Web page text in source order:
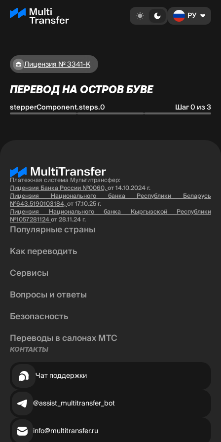
РУ
Лицензия № 3341-К
ПЕРЕВОД НА ОСТРОВ БУВЕ
stepperComponent.steps.0 Шаг 0 из 3
Платежная система Мультитрансфер:
Лицензия Банка России №0060,от 14.10.2024 г.
Лицензия Национального банка Республики Беларусь
№643.5190103184,от 17.10.25 г.
Лицензия Национального банка Кыргызской Республики
№1057281124от 28.11.24 г.
Популярные страны
Как переводить
Сервисы
Вопросы и ответы
Безопасность
Переводы в салонах МТС
КОНТАКТЫ
Чат поддержки
@assist_multitransfer_bot
info@multitransfer.ru